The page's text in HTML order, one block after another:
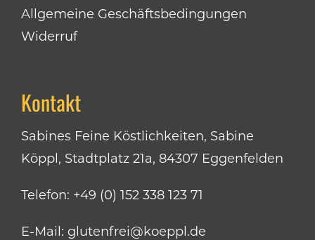
Allgemeine Geschäftsbedingungen
Widerruf
Kontakt
Sabines Feine Köstlichkeiten, Sabine
Köppl, Stadtplatz 21a, 84307 Eggenfelden
Telefon: +49 (0) 152 338 123 71
E-Mail: glutenfrei@koeppl.de